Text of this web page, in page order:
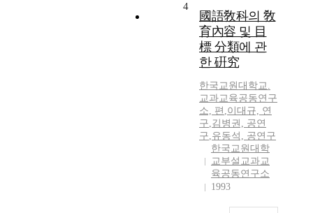
4
國語敎科의 敎
育內容 및 目
標 分類에 관
한 硏究
한국교원대학교.
교과교육공동연구
소, 편 ,이대규, 연
구,김병권, 공연
구,유동석, 공연구
한국교원대학
교부설교과교
육공동연구소
1993